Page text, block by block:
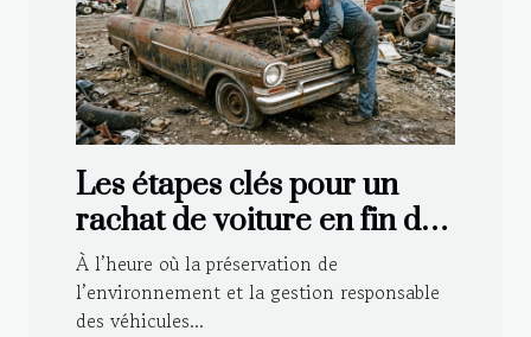
Les étapes clés pour un
rachat de voiture en fin de
vie
À l’heure où la préservation de
l’environnement et la gestion responsable
des véhicules...